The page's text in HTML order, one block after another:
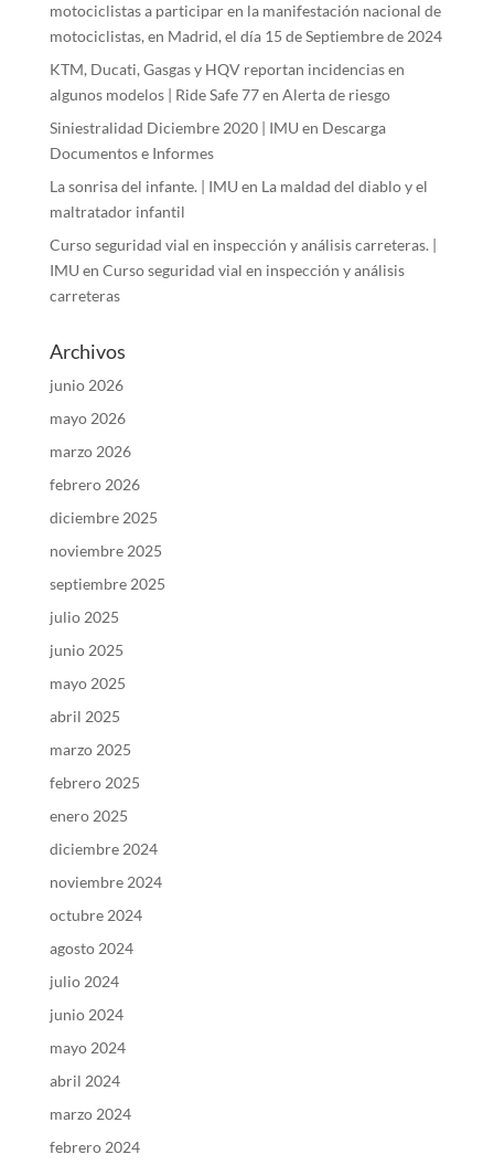
motociclistas a participar en la manifestación nacional de
motociclistas, en Madrid, el día 15 de Septiembre de 2024
KTM, Ducati, Gasgas y HQV reportan incidencias en
algunos modelos | Ride Safe 77en Alerta de riesgo
Siniestralidad Diciembre 2020 | IMU en Descarga
Documentos e Informes
La sonrisa del infante. | IMU en La maldad del diablo y el
maltratador infantil
Curso seguridad vial en inspección y análisis carreteras. |
IMU en Curso seguridad vial en inspección y análisis
carreteras
Archivos
junio 2026
mayo 2026
marzo 2026
febrero 2026
diciembre 2025
noviembre 2025
septiembre 2025
julio 2025
junio 2025
mayo 2025
abril 2025
marzo 2025
febrero 2025
enero 2025
diciembre 2024
noviembre 2024
octubre 2024
agosto 2024
julio 2024
junio 2024
mayo 2024
abril 2024
marzo 2024
febrero 2024